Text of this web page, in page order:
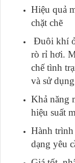
Hiệu quả
chặt chẽ
Đuôi khí
rò rỉ hơi.
chế tình
và sử
Khả năng
hiệu suất
Hành
dạng yêu